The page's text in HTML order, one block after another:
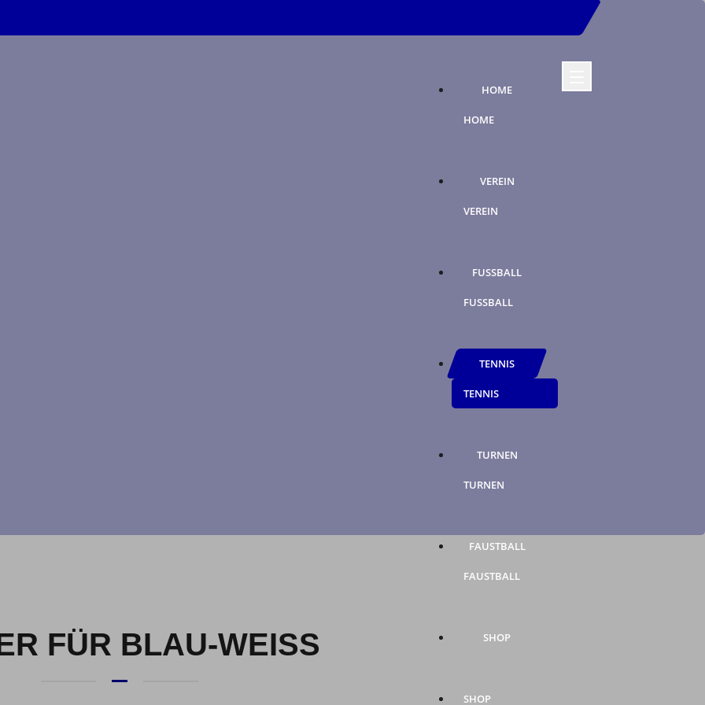
HOME
HOME
VEREIN
VEREIN
FUSSBALL
FUSSBALL
TENNIS
TENNIS
TURNEN
TURNEN
FAUSTBALL
FAUSTBALL
SHOP
SHOP
FÜR BLAU-WEISS